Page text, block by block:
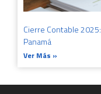
Cierre Contable
Panamá
Ver Más »